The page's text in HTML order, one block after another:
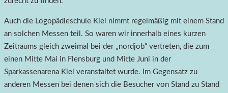
Auch die Logopädieschule Kiel nimmt regelmäßig mit einem Stand
an solchen Messen teil. So waren wir innerhalb eines kurzen
Zeitraums gleich zweimal bei der „nordjob“ vertreten, die zum
einen Mitte Mai in Flensburg und Mitte Juni in der
Sparkassenarena Kiel veranstaltet wurde. Im Gegensatz zu
anderen Messen bei denen sich die Besucher von Stand zu Stand